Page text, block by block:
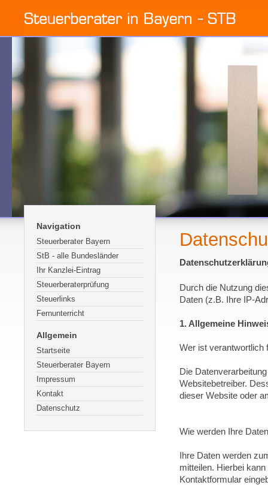
Navigation
Steuerberater Bayern
StB - alle Bundesländer
Ihr Kanzlei-Eintrag
Steuerberaterprüfung
Steuerlinks
Fernunterricht
Allgemein
Startseite
Steuerberater Bayern
Impressum
Kontakt
Datenschutz
Durch die Nutzung
Daten (z.B. Ihre IP-
1. Allgemeine
Wer ist verantwortlich
Die
Websitebetreiber.
dieser Website oder
Wie werden Ihre
Ihre Daten werden
mitteilen. Hierbei
Kontaktformular